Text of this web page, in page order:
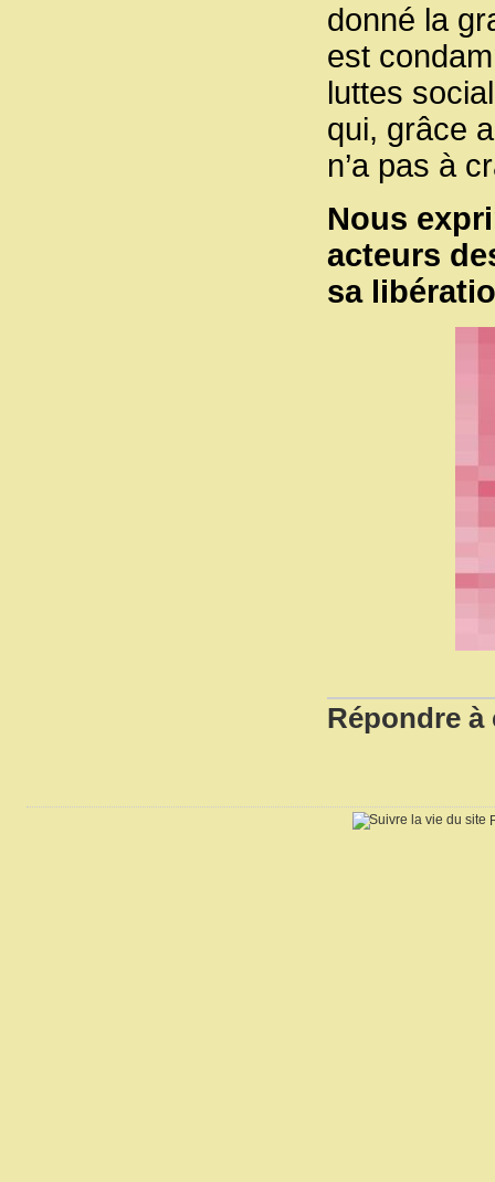
donné la
est
luttes
qui, grâce
n’a pas à
Nous
acteurs
sa
Répondre à